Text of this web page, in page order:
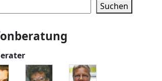
Suchen